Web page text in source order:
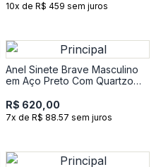
10x de R$ 459 sem juros
Anel Sinete Brave Masculino
em Aço Preto Com Quartzo
R$ 620,00
7x de R$ 88.57 sem juros